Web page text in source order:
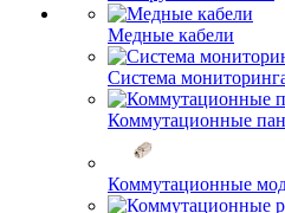
Медные кабели
Система
Коммутационные
Коммутационные